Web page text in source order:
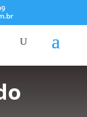
aço